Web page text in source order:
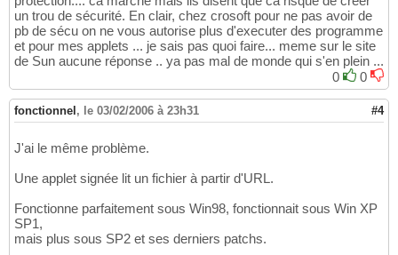
un trou de sécurité. En clair, chez crosoft pour ne pas avoir de
pb de sécu on ne vous autorise plus d'executer des programme
et pour mes applets ... je sais pas quoi faire... meme sur le site
de Sun aucune réponse .. ya pas mal de monde qui s'en plein ...
0
0
fonctionnel, le 03/02/2006 à 23h31 #4
J'ai le même problème.
Une applet signée lit un fichier à partir d'URL.
Fonctionne parfaitement sous Win98, fonctionnait sous Win XP
SP1,
mais plus sous SP2 et ses derniers patchs.